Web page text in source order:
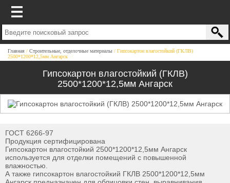
Главная Строительные, отделочные материалы
Гипсокартон влагостойкий (ГКЛВ)
2500*1200*12,5мм Ангарск
Гипсокартон влагостойкий (ГКЛВ)
2500*1200*12,5мм Ангарск
ГОСТ 6266-97
Продукция сертифицирована
Гипсокартон влагостойкий 2500*1200*12,5мм Ангарск
используется для отделки помещений с повышенной
влажностью.
А также гипсокартон влагостойкий ГКЛВ 2500*1200*12,5мм